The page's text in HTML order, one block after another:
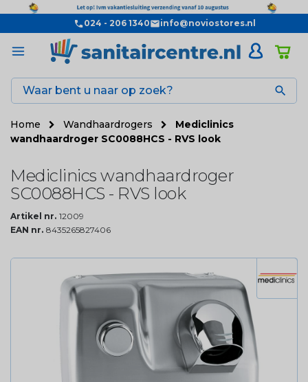
024 - 206 1340 info@noviostores.nl

Home Wandhaardrogers
Mediclinics
wandhaardroger SC0088HCS - RVS look
Mediclinics wandhaardroger
SC0088HCS - RVS look
Artikel nr. 12009
EAN nr. 8435265827406